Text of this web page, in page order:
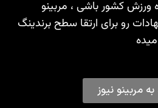
ورزش کشور باشی ، مربینو
رو برای ارتقا سطح برندینگ
مربینو نیوز